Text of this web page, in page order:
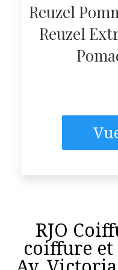
Reuzel
Reuzel
RJO
coiffure et